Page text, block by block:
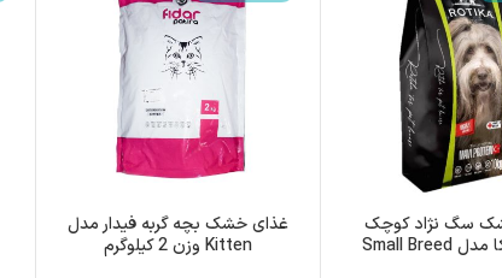
سگ نژاد کوچک
بالغ روتیکا مدل Small Breed
غذای خشک بچه گربه فیدار مدل
Kitten وزن 2 کیلوگرم